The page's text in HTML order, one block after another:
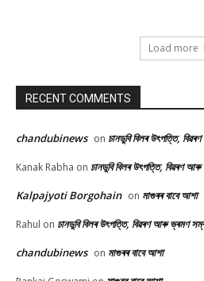
Load more
RECENT COMMENTS
chandubinews on চানডুবি বিলৰ উৎপত্তি,
Kanak Rabha on চানডুবি বিলৰ উৎপত্তি, বিৱৰণ
Kalpajyoti Borgohain on মাগুৰৰ বাবে আশা
Rahul on চানডুবি বিলৰ উৎপত্তি, বিৱৰণ আৰু ভ্ৰমণ
chandubinews on মাগুৰৰ বাবে আশা